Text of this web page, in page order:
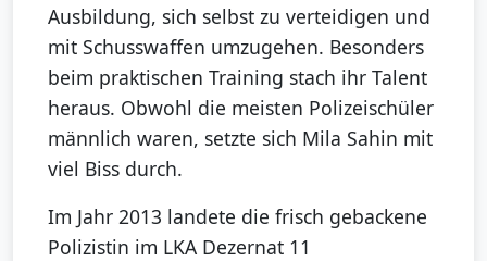
Ausbildung, sich selbst zu verteidigen und
mit Schusswaffen umzugehen. Besonders
beim praktischen Training stach ihr Talent
heraus. Obwohl die meisten Polizeischüler
männlich waren, setzte sich Mila Sahin mit
viel Biss durch.
Im Jahr 2013 landete die frisch gebackene
Polizistin im LKA Dezernat 11